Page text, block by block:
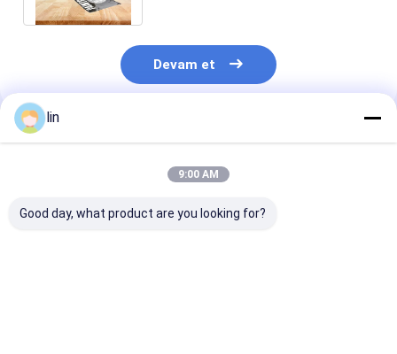
Devam et
Önerilen Ürünler
lin
9:00 AM
Good day, what product are you looking for?